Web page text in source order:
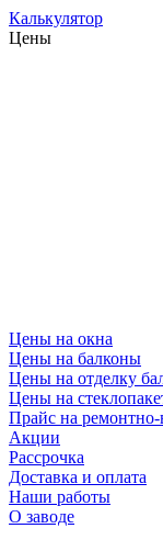
Калькулятор
Цены
Цены на окна
Цены на балконы
Цены на отделку
Цены на
Прайс на
Акции
Рассрочка
Доставка и оплата
Наши работы
О заводе